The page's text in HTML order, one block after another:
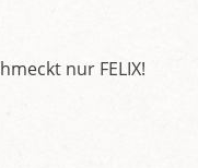
nur FELIX!